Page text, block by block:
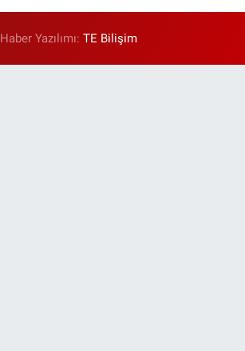
Haber Yazılımı:TE Bilişim